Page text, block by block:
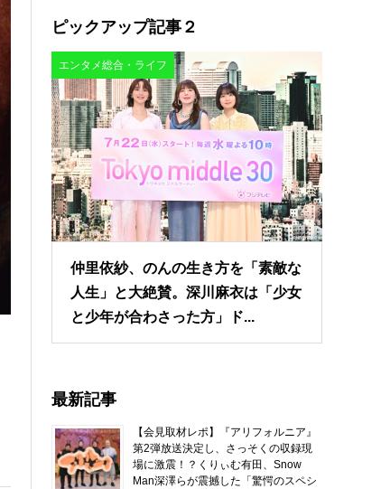
ピックアップ記事２
エンタメ総合・ライフ
仲里依紗、のんの生き方を「素敵な
人生」と大絶賛。深川麻衣は「少女
と少年が合わさった方」ド...
最新記事
【会見取材レポ】『アリフォルニア』
第2弾放送決定し、さっそくの収録現
場に激震！？くりぃむ有田、Snow
Man深澤らが震撼した「驚愕のスペシ